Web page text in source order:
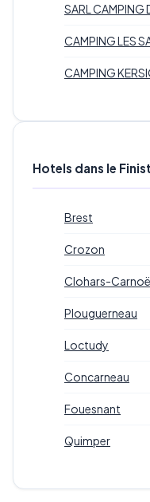
SARL CAMPING
CAMPING LES
CAMPING
Hotels dans le
Brest
Crozon
Clohars-
Plouguerneau
Loctudy
Concarneau
Fouesnant
Quimper